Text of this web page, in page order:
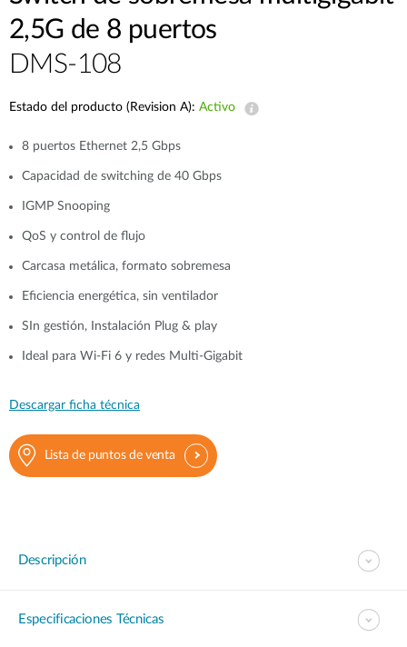
2,5G de 8 puertos
DMS-108
Estado del producto (Revision A): Activo
8 puertos Ethernet 2,5 Gbps
Capacidad de switching de 40 Gbps
IGMP Snooping
QoS y control de flujo
Carcasa metálica, formato sobremesa
Eficiencia energética, sin ventilador
SIn gestión, Instalación Plug & play
Ideal para Wi-Fi 6 y redes Multi-Gigabit
Descargar ficha técnica
Lista de puntos de venta
Descripción
Especificaciones Técnicas